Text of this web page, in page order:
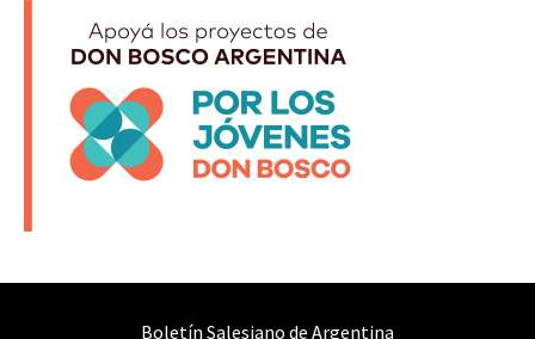
Boletín Salesiano de Argentina